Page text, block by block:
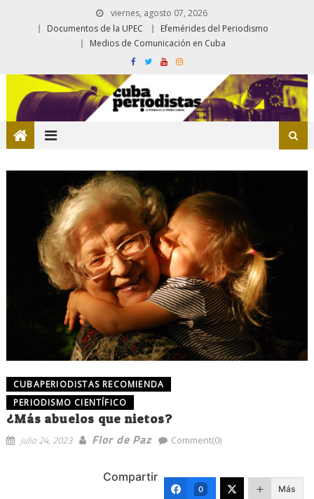
viernes, agosto 07, 2026
Documentos de la UPEC
Efemérides del Periodismo
Medios de Comunicación en Cuba
CUBAPERIODISTAS RECOMIENDA
PERIODISMO CIENTÍFICO
¿Más abuelos que nietos?
julio 24, 2023 Flor de Paz Comment(0)
Compartir
0 Más